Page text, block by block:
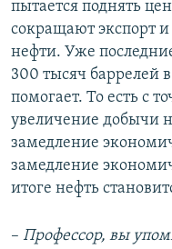
пытается поднять
сокращают экспорт
нефти. Уже
300 тысяч баррелей
помогает. То есть с
увеличение добычи
замедление
замедление
итоге нефть
– Профессор, вы